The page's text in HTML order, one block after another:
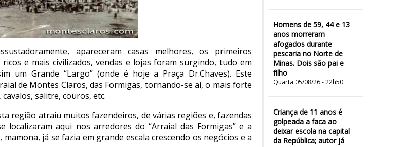
Homens de 59, 44 e 13
anos morreram
afogados durante
pescaria no Norte de
Minas. Dois são pai e
filho
Quarta 05/08/26 - 22h50
Criança de 11 anos é
golpeada a faca ao
deixar escola na capital
da República; autor já
apareceram casas melhores, os primeiros
e mais civilizados, vendas e lojas foram surgindo, tudo em
um Grande “Largo” (onde é hoje a Praça Dr.Chaves). Este
de Montes Claros, das Formigas, tornando-se aí, o mais forte
salitre, couros, etc.
região atraiu muitos fazendeiros, de várias regiões e, fazendas
localizaram aqui nos arredores do “Arraial das Formigas” e a
já se fazia em grande escala crescendo os negócios e a